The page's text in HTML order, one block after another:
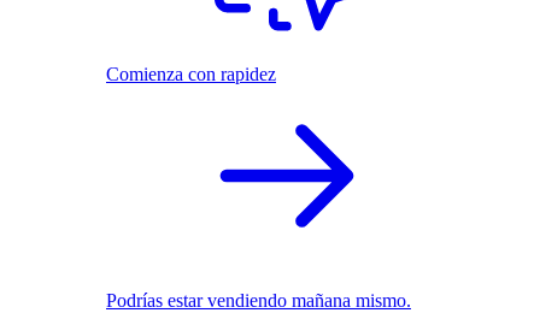
Comienza con rapidez
Podrías estar vendiendo mañana mismo.